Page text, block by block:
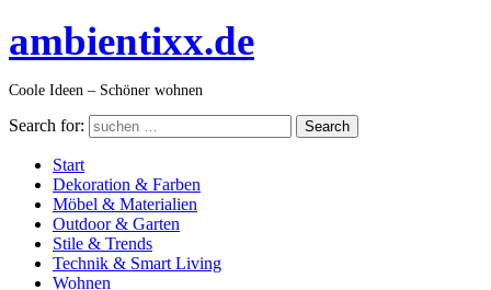
ambientixx.de
Coole Ideen – Schöner wohnen
Search for: Search
Start
Dekoration & Farben
Möbel & Materialien
Outdoor & Garten
Stile & Trends
Technik & Smart Living
Wohnen